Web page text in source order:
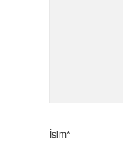
İsim*